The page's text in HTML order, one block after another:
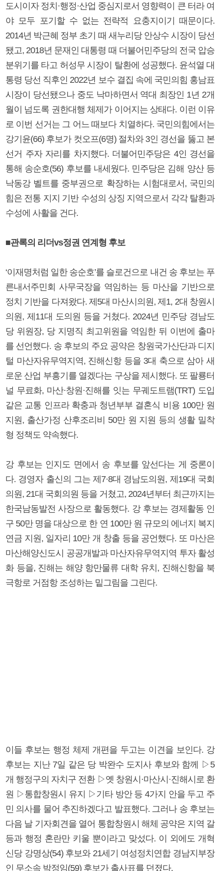
도시이자 정치·행정·산업 중심지로서 영향력이 큰 터라 여
야 모두 포기할 수 없는 전략적 요충지이기 때문이다.
2014년 박근혜 정부 초기 때 새누리당 안상수 시장이 당선
됐고, 2018년 문재인 대통령 때 더불어민주당의 전국 압승
분위기를 타고 허성무 시장이 탈환에 성공했다. 윤석열 대
통령 당선 직후인 2022년 보수 결집 속에 국민의힘 홍남표
시장이 당선됐으나 중도 낙마하면서 역대 최장인 1년 2개
월이 넘도록 권한대행 체제가 이어지는 상태다. 이런 이유
로 이번 선거는 그 어느 때보다 치열하다. 국민의힘에서는
강기윤(66) 후보가 컷오프(6명) 절차와 3인 경선을 뚫고 본
선거 주자 자리를 차지했다. 더불어민주당은 4인 경선을
통해 송순호(56) 후보를 내세웠다. 민주당은 김해 양산 등
낙동강 벨트를 중부권으로 확장하는 시험대로서, 국민의
힘은 전통 지지 기반 수성의 상징 지역으로서 각각 탈환과
수성에 사활을 건다.
■관록의 리더vs정권 연계형 후보
‘이재명처럼 일한 송순호’를 슬로건으로 내건 송 후보는 푸
른내서주민회 사무국장을 역임하는 등 마산을 기반으로
정치 기반을 다져왔다. 제5대 마산시의원, 제1, 2대 창원시
의원, 제11대 도의원 등을 거쳤다. 2024년 민주당 경남도
당 위원장, 당 지명직 최고위원을 역임한 뒤 이번에 출마
를 선언했다. 송 후보의 주요 공약은 창원국가산단과 디지
털 마산자유무역지역, 진해신항 등을 3대 축으로 삼아 새
로운 산업 부흥기를 열겠다는 구상을 제시했다. 또 팔룡터
널 무료화, 마산·창원·진해를 잇는 무궤도트램(TRT) 도입
같은 교통 인프라 확충과 청년부부 결혼식 비용 100만 원
지원, 출산가정 산후조리비 50만 원 지원 등의 생활 밀착
형 정책도 약속했다.
강 후보는 인지도 면에서 송 후보를 앞선다는 게 중론이
다. 경영자 출신의 그는 제7·8대 경남도의원, 제19대 국회
의원, 21대 국회의원 등을 거쳤고, 2024년부터 최근까지는
한국남동발전 사장으로 활동했다. 강 후보는 경제활동 인
구 50만 명을 대상으로 한 연 100만 원 규모의 에너지 복지
연금 지원, 일자리 10만 개 창출 등을 공언했다. 또 마산은
마산해양신도시 공공개발과 마산자유무역지역 투자 활성
화 등을, 진해는 해양 항만물류 대학 유치, 진해신항을 북
극항로 거점항 조성하는 밑그림을 그린다.
이들 후보는 행정 체제 개편을 두고는 이견을 보인다. 강
후보는 지난 7일 같은 당 박완수 도지사 후보와 함께 ▷5
개 행정구의 자치구 전환 ▷옛 창원시·마산시·진해시로 환
원 ▷통합창원시 유지 ▷기타 방안 등 4가지 안을 두고 주
민 의사를 물어 추진하겠다고 발표했다. 그러나 송 후보는
다음 날 기자회견을 열어 통합창원시 해체 공약은 지역 갈
등과 행정 혼란만 키울 뿐이라고 맞섰다. 이 외에도 개혁
신당 강명상(54) 후보와 21세기 여성정치연합 경남지부장
인 무소속 박정임(59) 후보가 출사표를 던졌다.